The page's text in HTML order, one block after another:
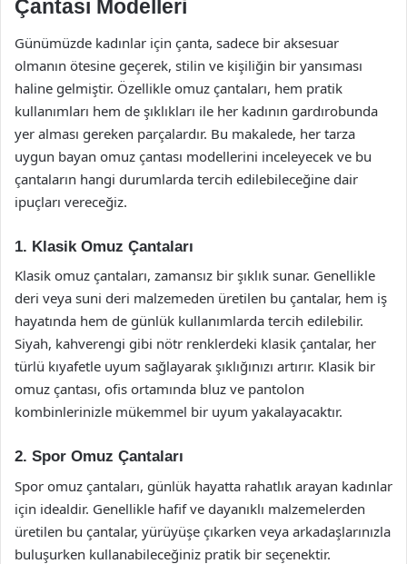
Çantası Modelleri
Günümüzde kadınlar için çanta, sadece bir aksesuar
olmanın ötesine geçerek, stilin ve kişiliğin bir yansıması
haline gelmiştir. Özellikle omuz çantaları, hem pratik
kullanımları hem de şıklıkları ile her kadının gardırobunda
yer alması gereken parçalardır. Bu makalede, her tarza
uygun bayan omuz çantası modellerini inceleyecek ve bu
çantaların hangi durumlarda tercih edilebileceğine dair
ipuçları vereceğiz.
1. Klasik Omuz Çantaları
Klasik omuz çantaları, zamansız bir şıklık sunar. Genellikle
deri veya suni deri malzemeden üretilen bu çantalar, hem iş
hayatında hem de günlük kullanımlarda tercih edilebilir.
Siyah, kahverengi gibi nötr renklerdeki klasik çantalar, her
türlü kıyafetle uyum sağlayarak şıklığınızı artırır. Klasik bir
omuz çantası, ofis ortamında bluz ve pantolon
kombinlerinizle mükemmel bir uyum yakalayacaktır.
2. Spor Omuz Çantaları
Spor omuz çantaları, günlük hayatta rahatlık arayan kadınlar
için idealdir. Genellikle hafif ve dayanıklı malzemelerden
üretilen bu çantalar, yürüyüşe çıkarken veya arkadaşlarınızla
buluşurken kullanabileceğiniz pratik bir seçenektir.